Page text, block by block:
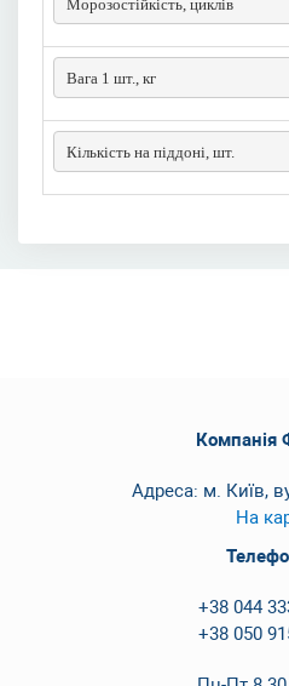
Морозостійкість, циклів
Вага 1 шт., кг
Кількість на піддоні, шт.
Адреса: м. Київ,
На
+38 044
+38 050